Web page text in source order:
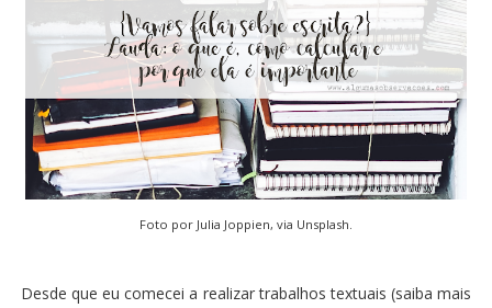
Foto por Julia Joppien, via Unsplash
Desde que eu comecei a realizar trabalhos textuais (saiba mais